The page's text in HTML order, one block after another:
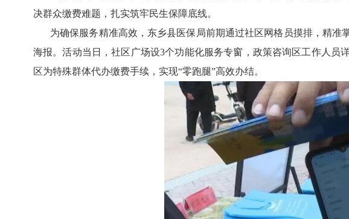
决群众缴费难题，扎实筑牢民生保障底线。
为确保服务精准高效，东乡县医保局前期通过社区网格员摸排，精
海报。活动当日，社区广场设3个功能化服务专窗，政策咨询区工作人
区为特殊群体代办缴费手续，实现“零跑腿”高效办结。